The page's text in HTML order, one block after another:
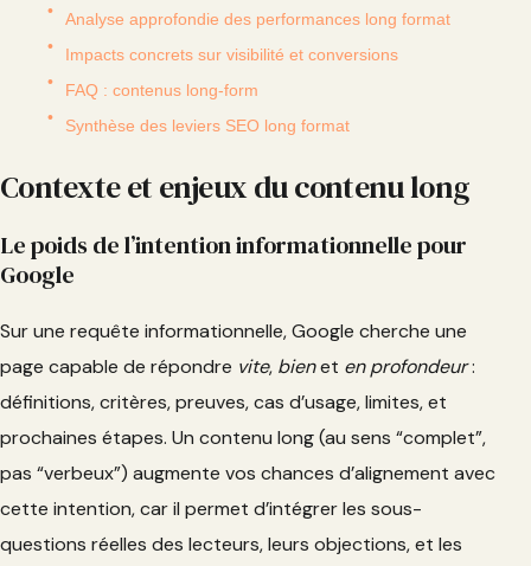
Analyse approfondie des performances long format
Impacts concrets sur visibilité et conversions
FAQ : contenus long-form
Synthèse des leviers SEO long format
Contexte et enjeux du contenu long
Le poids de l’intention informationnelle pour
Google
Sur une requête informationnelle, Google cherche une
page capable de répondre vite, bienet en profondeur:
définitions, critères, preuves, cas d’usage, limites, et
prochaines étapes. Un contenu long (au sens “complet”,
pas “verbeux”) augmente vos chances d’alignement avec
cette intention, car il permet d’intégrer les sous-
questions réelles des lecteurs, leurs objections, et les